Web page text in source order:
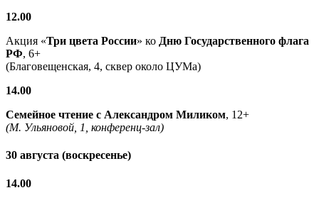
12.00
Акция «Три цвета России» ко Дню Государственного флага
РФ, 6+
(Благовещенская, 4, сквер около ЦУМа)
14.00
Семейное чтение с Александром Миликом, 12+
(М. Ульяновой, 1, конференц-зал)
30 августа (воскресенье)
14.00